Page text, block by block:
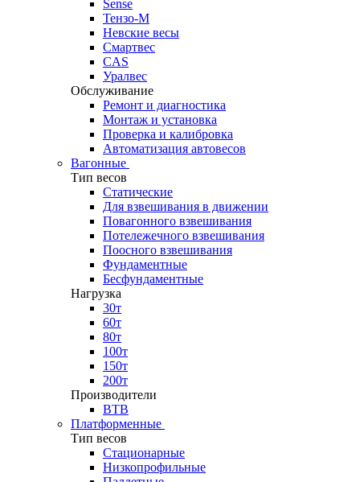
Sense
Тензо-М
Невские весы
Смартвес
CAS
Уралвес
Обслуживание
Ремонт и диагностика
Монтаж и установка
Проверка и калибровка
Автоматизация автовесов
Вагонные
Тип весов
Статические
Для взвешивания в движении
Повагонного взвешивания
Потележечного взвешивания
Поосного взвешивания
Фундаментные
Бесфундаментные
Нагрузка
30т
60т
80т
100т
150т
200т
Производители
ВТВ
Платформенные
Тип весов
Стационарные
Низкопрофильные